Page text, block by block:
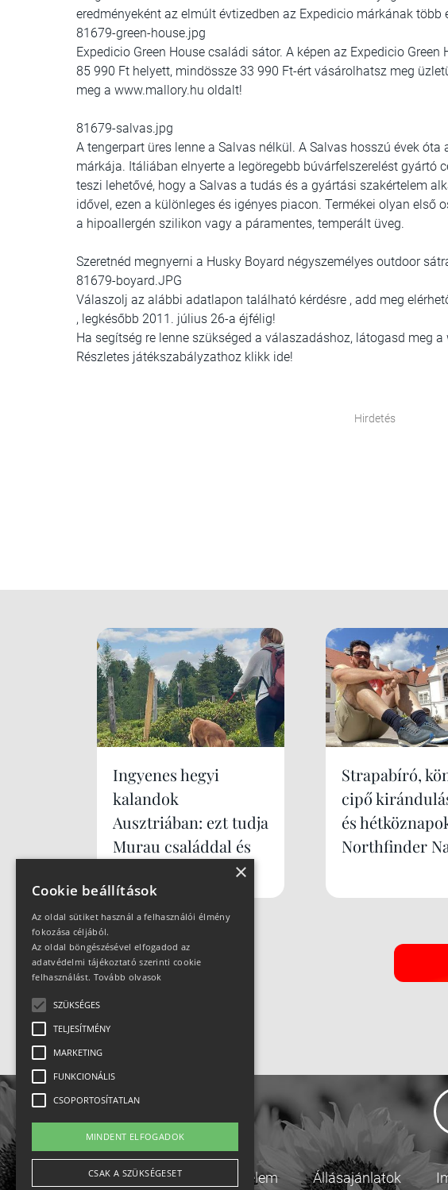
eredményeként az elmúlt évtizedben az Expedicio márkának több
81679-green-house.jpg
Expedicio Green House családi sátor. A képen az Expedicio
85 990 Ft helyett, mindössze 33 990 Ft-ért vásárolhatsz meg
meg a www.mallory.hu oldalt!
81679-salvas.jpg
A tengerpart üres lenne a Salvas nélkül. A Salvas hosszú évek óta
márkája. Itáliában elnyerte a legöregebb búvárfelszerelést gyártó
teszi lehetővé, hogy a Salvas a tudás és a gyártási szakértelem
idővel, ezen a különleges és igényes piacon. Termékei olyan
a hipoallergén szilikon vagy a páramentes, temperált üveg.
Szeretnéd megnyerni a Husky Boyard négyszemélyes outdoor
81679-boyard.JPG
Válaszolj az alábbi adatlapon található kérdésre , add meg
, legkésőbb 2011. július 26-a éjfélig!
Ha segítség re lenne szükséged a válaszadáshoz, látogasd meg
Részletes játékszabályzathoz klikk ide!
Hirdetés
Ingyenes hegyi
kalandok
Ausztriában: ezt tudja
Murau családdal és
Strapabíró,
cipő
és
Northfinder
Adatvédelem Állásajánlatok
×
Cookie beállítások
Az oldal sütiket használ a felhasználói élmény
fokozása céljából.
Az oldal böngészésével elfogadod az
adatvédelmi tájékoztató szerinti cookie
felhasználást. Tovább olvasok
SZÜKSÉGES
TELJESÍTMÉNY
MARKETING
FUNKCIONÁLIS
CSOPORTOSÍTATLAN
MINDENT ELFOGADOK
CSAK A SZÜKSÉGESET